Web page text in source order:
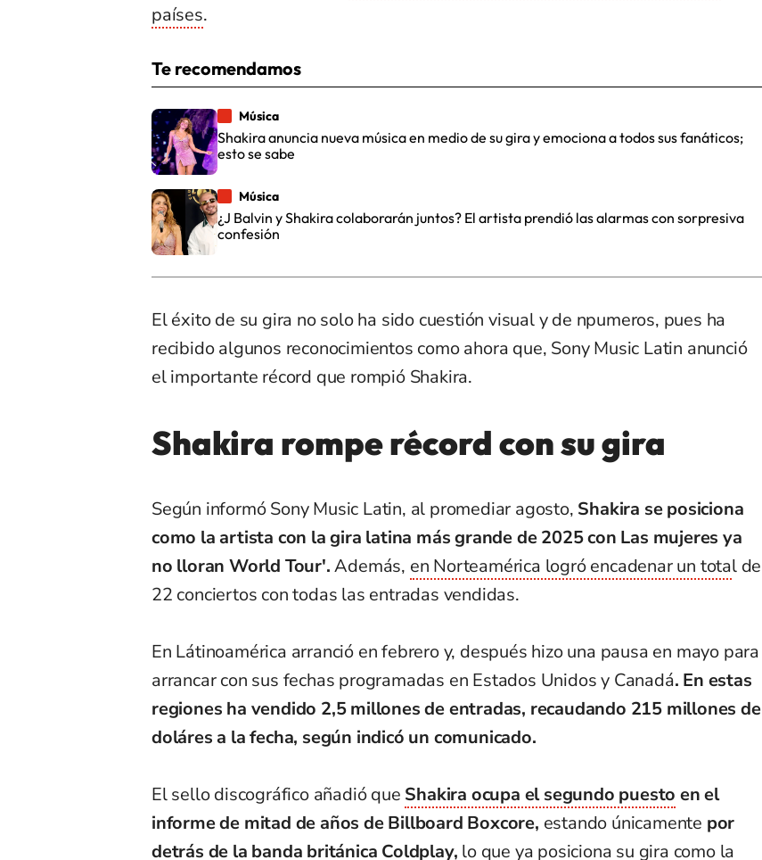
países.
Te recomendamos
Música
Shakira anuncia nueva música en medio de su gira y emociona a todos sus fanáticos;
esto se sabe
Música
¿J Balvin y Shakira colaborarán juntos? El artista prendió las alarmas con sorpresiva
confesión
El éxito de su gira no solo ha sido cuestión visual y de npumeros, pues ha
recibido algunos reconocimientos como ahora que, Sony Music Latin anunció
el importante récord que rompió Shakira.
Shakira rompe récord con su gira
Según informó Sony Music Latin, al promediar agosto, Shakira se posiciona
como la artista con la gira latina más grande de 2025 con Las mujeres ya
no lloran World Tour'.Además, en Norteamérica logró encadenar un total de
22 conciertos con todas las entradas vendidas.
En Látinoamérica arranció en febrero y, después hizo una pausa en mayo para
arrancar con sus fechas programadas en Estados Unidos y Canadá. En estas
regiones ha vendido 2,5 millones de entradas, recaudando 215 millones de
doláres a la fecha, según indicó un comunicado.
El sello discográfico añadió que Shakira ocupa el segundo puesto en el
informe de mitad de años de Billboard Boxcore, estando únicamente por
detrás de la banda británica Coldplay, lo que ya posiciona su gira como la